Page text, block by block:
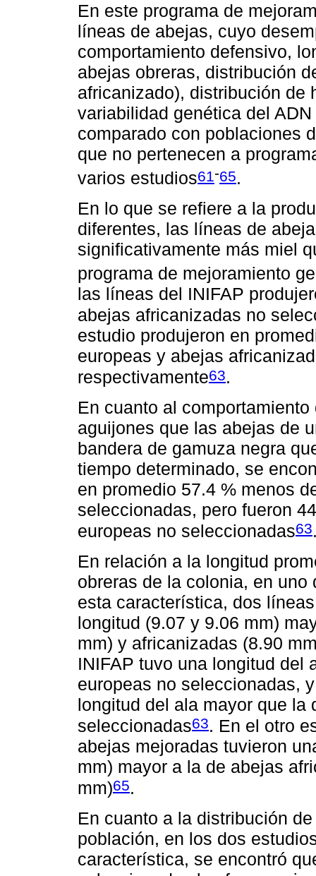
En este programa de
líneas de abejas, cuyo
comportamiento defensivo,
abejas obreras, distribución
africanizado), distribución de
variabilidad genética del
comparado con poblaciones
que no pertenecen a
varios estudios61 -65.
En lo que se refiere a la
diferentes, las líneas de
significativamente más miel
programa de mejoramiento
las líneas del INIFAP
abejas africanizadas no
estudio produjeron en
europeas y abejas
respectivamente63.
En cuanto al
aguijones que las abejas de
bandera de gamuza negra
tiempo determinado, se
en promedio 57.4 % menos
seleccionadas, pero fueron
europeas no seleccionadas63
En relación a la longitud
obreras de la colonia, en
esta característica, dos
longitud (9.07 y 9.06 mm)
mm) y africanizadas (8.90
INIFAP tuvo una longitud del
europeas no seleccionadas,
longitud del ala mayor que la
seleccionadas63. En el otro
abejas mejoradas tuvieron
mm) mayor a la de abejas
mm)65.
En cuanto a la distribución
población, en los dos
característica, se encontró